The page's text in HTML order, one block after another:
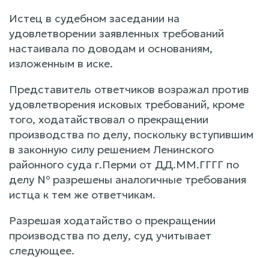
Истец в судебном заседании на
удовлетворении заявленных требований
настаивала по доводам и основаниям,
изложенным в иске.
Представитель ответчиков возражал против
удовлетворения исковых требований, кроме
того, ходатайствовал о прекращении
производства по делу, поскольку вступившим
в законную силу решением Ленинского
районного суда г.Перми от ДД.ММ.ГГГГ по
делу № разрешены аналогичные требования
истца к тем же ответчикам.
Разрешая ходатайство о прекращении
производства по делу, суд учитывает
следующее.